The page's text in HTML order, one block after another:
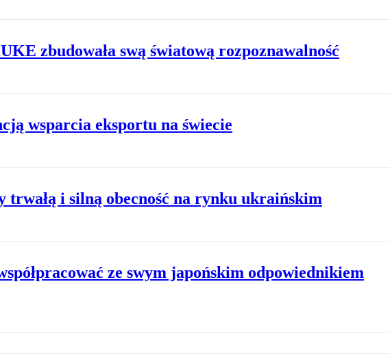
zbudowała swą światową rozpoznawalność
wsparcia eksportu na świecie
trwałą i silną obecność na rynku ukraińskim
ze swym japońskim odpowiednikiem